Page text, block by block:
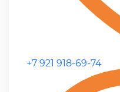
+7 921 918-69-74